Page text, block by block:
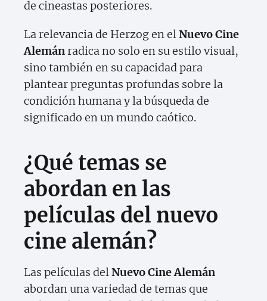
de cineastas posteriores.
La relevancia de Herzog en elNuevo Cine
Alemánradica no solo en su estilo visual,
sino también en su capacidad para
plantear preguntas profundas sobre la
condición humana y la búsqueda de
significado en un mundo caótico.
¿Qué temas se
abordan en las
películas del nuevo
cine alemán?
Las películas delNuevo Cine Alemán
abordan una variedad de temas que